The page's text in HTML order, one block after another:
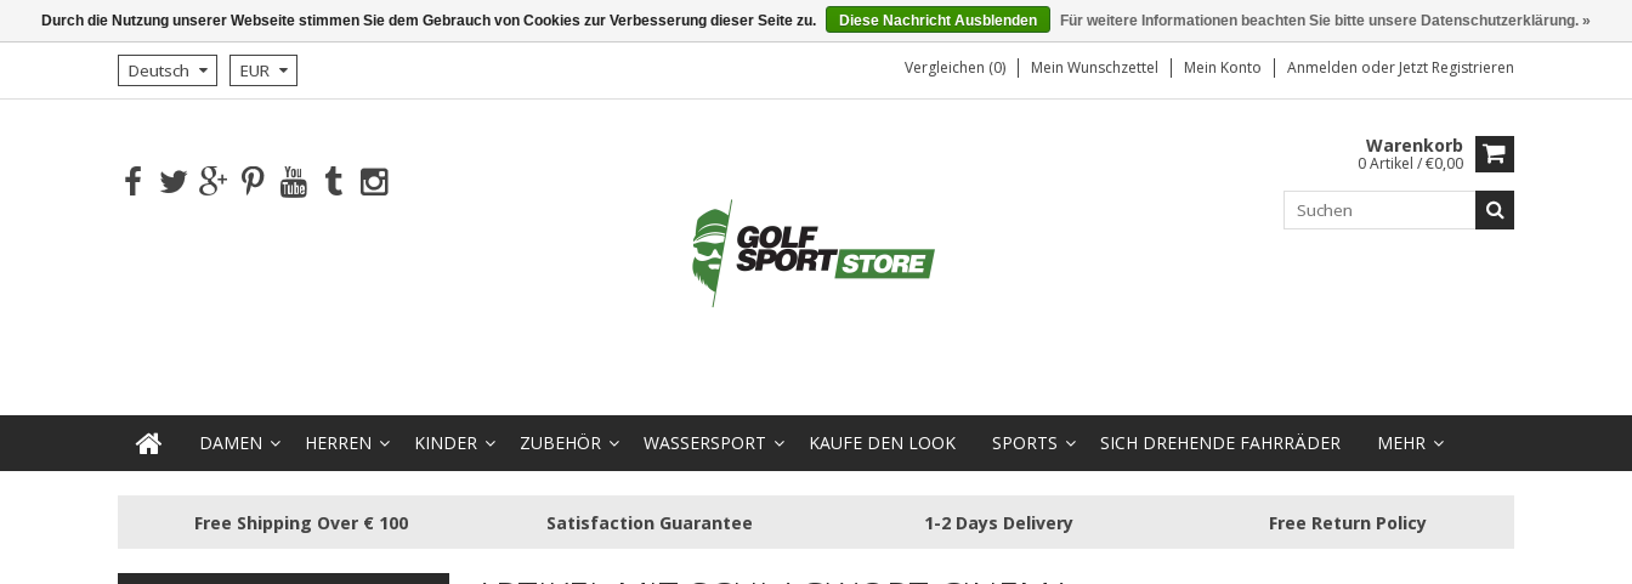
Deutsch EUR Vergleichen (0) Mein Wunschzettel Mein Konto Anmelden oder Jetzt Registrieren
Warenkorb
0 Artikel / €0,00
DAMEN HERREN KINDER ZUBEHÖR WASSERSPORT KAUFE DEN LOOK SPORTS SICH DREHENDE FAHRRÄDER MEHR
Free Shipping Over € 100 Satisfaction Guarantee 1-2 Days Delivery Free Return Policy
Durch die Nutzung unserer Webseite stimmen Sie dem Gebrauch von Cookies zur Verbesserung dieser Seite zu. Diese Nachricht Ausblenden Für weitere Informationen beachten Sie bitte unsere Datenschutzerklärung. »